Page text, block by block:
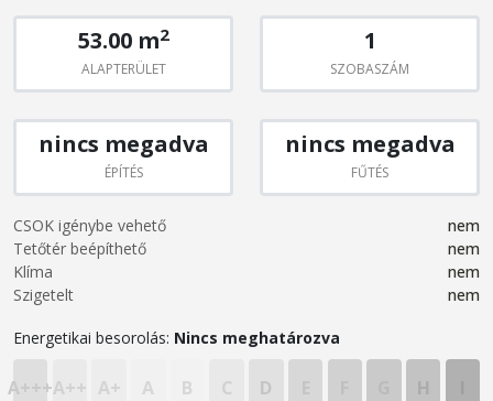
53.00 m2
ALAPTERÜLET
1
SZOBASZÁM
nincs megadva
ÉPÍTÉS
nincs megadva
FŰTÉS
CSOK igénybe vehető
nem
Tetőtér beépíthető
nem
Klíma
nem
Szigetelt
nem
Energetikai besorolás: Nincs meghatározva
A+++A++ A+ A B C D